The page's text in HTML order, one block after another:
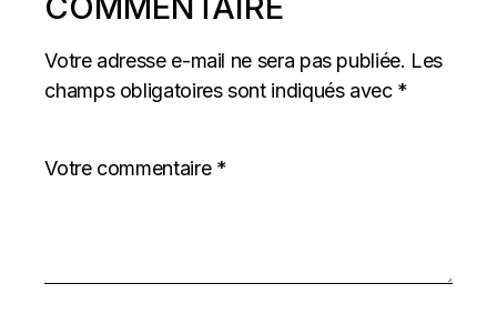
Votre adresse e-mail ne sera pas publiée. Les
champs obligatoires sont indiqués avec *